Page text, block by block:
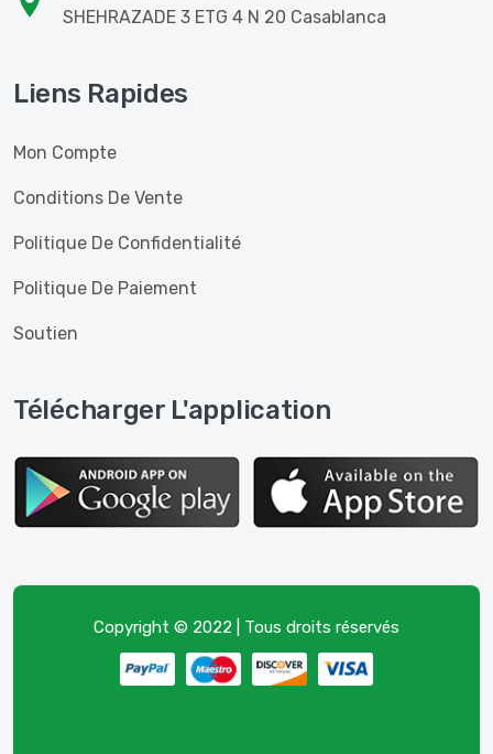
SHEHRAZADE 3 ETG 4 N 20 Casablanca
Liens Rapides
Mon Compte
Conditions De Vente
Politique De Confidentialité
Politique De Paiement
Soutien
Télécharger L'application
Copyright © 2022 | Tous droits réservés